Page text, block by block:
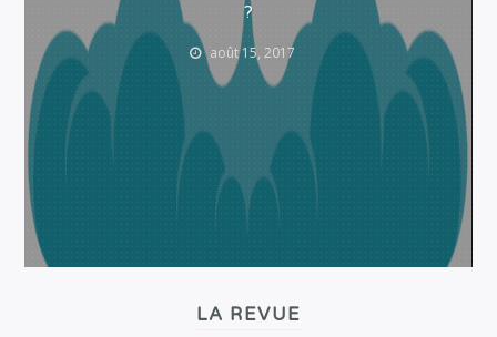
?
août 15, 2017
LA REVUE